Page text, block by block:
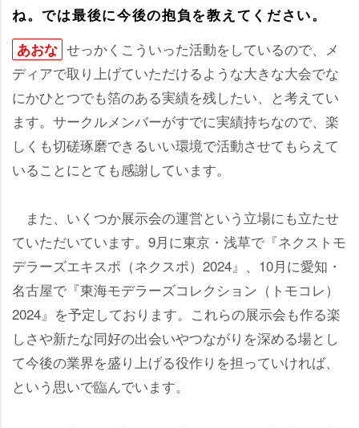
ね。では最後に今後の抱負を教えてください。
あおな せっかくこういった活動をしているので、メ
ディアで取り上げていただけるような大きな大会でな
にかひとつでも箔のある実績を残したい、と考えてい
ます。サークルメンバーがすでに実績持ちなので、楽
しくも切磋琢磨できるいい環境で活動させてもらえて
いることにとても感謝しています。
また、いくつか展示会の運営という立場にも立たせ
ていただいています。9月に東京・浅草で『ネクストモ
デラーズエキスポ（ネクスポ）2024』、10月に愛知・
名古屋で『東海モデラーズコレクション（トモコレ）
2024』を予定しております。これらの展示会も作る楽
しさや新たな同好の出会いやつながりを深める場とし
て今後の業界を盛り上げる役作りを担っていければ、
という思いで臨んでいます。